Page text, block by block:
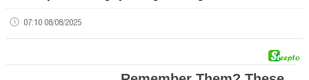
07:10 08/08/2025